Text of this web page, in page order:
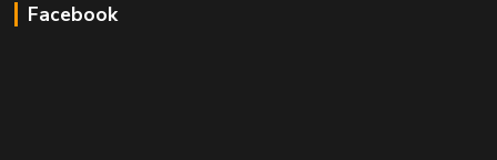
Facebook